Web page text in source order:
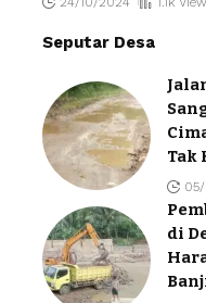
Seputar Desa
Tak
di